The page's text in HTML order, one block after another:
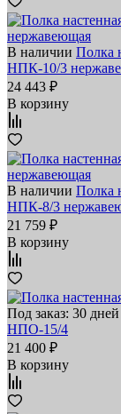
В наличии Полка
НПК-10/3
24 443 ₽
В корзину
В наличии Полка
НПК-8/3
21 759 ₽
В корзину
Под заказ: 30 дней
НПО-15/4
21 400 ₽
В корзину